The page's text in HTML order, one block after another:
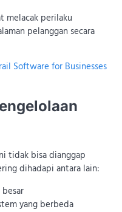
melacak perilaku
pelanggan secara
Software for Businesses
tidak bisa dianggap
dihadapi antara lain:
yang berbeda